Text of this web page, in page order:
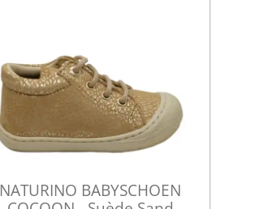
NATURINO BABYSCHOEN